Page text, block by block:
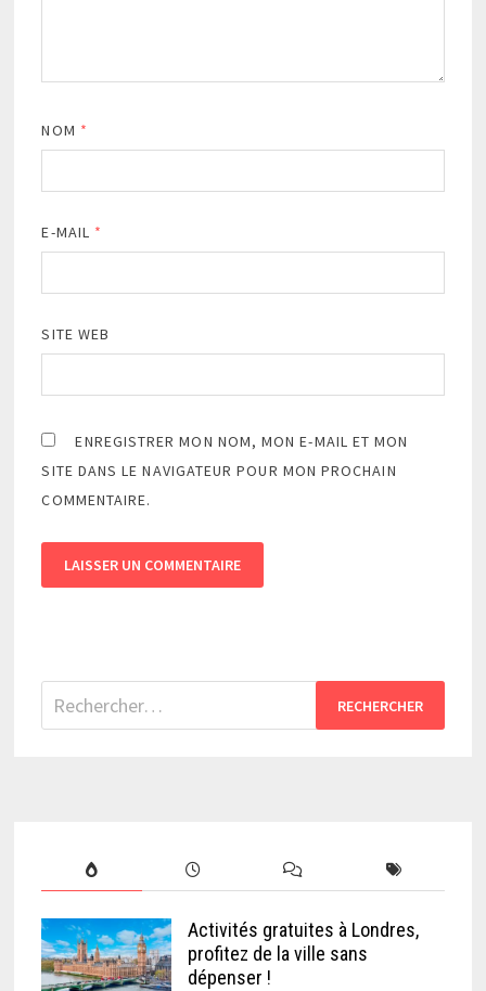
NOM *
E-MAIL *
SITE WEB
ENREGISTRER MON NOM, MON E-MAIL ET MON
SITE DANS LE NAVIGATEUR POUR MON PROCHAIN
COMMENTAIRE.
Rechercher :
Activités gratuites à Londres,
profitez de la ville sans
dépenser !